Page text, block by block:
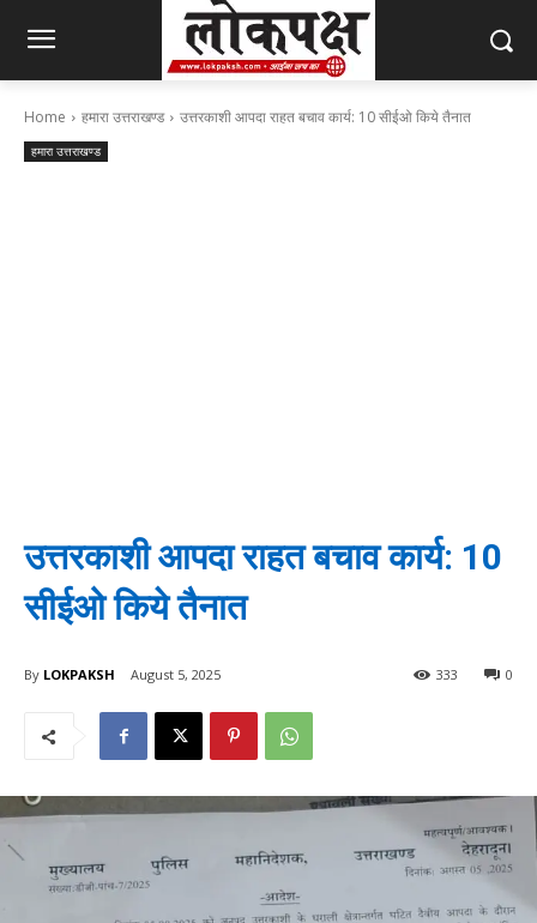
Home हमारा उत्तराखण्ड उत्तरकाशी आपदा राहत बचाव कार्य: 10 सीईओ किये तैनात
हमारा उत्तराखण्ड
उत्तरकाशी आपदा राहत बचाव कार्य: 10
सीईओ किये तैनात
By LOKPAKSH August 5, 2025 0
333